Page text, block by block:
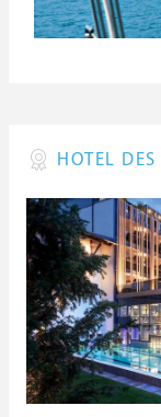
HOTEL